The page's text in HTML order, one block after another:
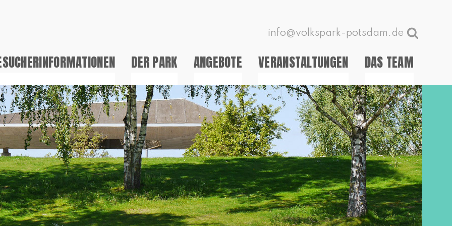
info@volkspark-potsdam.de
DER PARK ANGEBOTE VERANSTALTUNGEN DAS TEAM